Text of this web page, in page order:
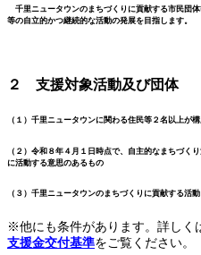
千里ニュータウンのまちづくりに貢献する市民団
等の自立的かつ継続的な活動の発展を目指します。
２ 支援対象活動及び団体
（１）千里ニュータウンに関わる住民等２名以上が
（２）令和８年４月１日時点で、自主的なまちづく
に活動する意思のあるもの
（３）千里ニュータウンのまちづくりに貢献する活
※他にも条件があります。詳しく
支援金交付基準をご覧ください。